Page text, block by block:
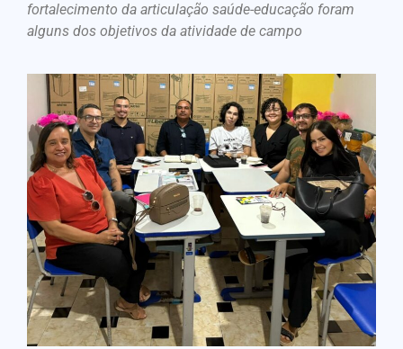
fortalecimento da articulação saúde-educação foram
alguns dos objetivos da atividade de campo